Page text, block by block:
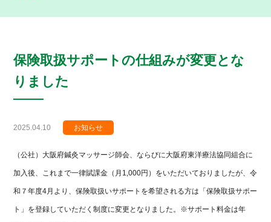
保険取扱サポートの仕組みが変更とな
りました
投
日
:
2025.04.10
カ
ゴ
リ
お知らせ
（公社）大阪府鍼灸マッサージ師会、ならびに大阪府東洋療法協同組合に
加入後、これまで一律賦課金（月1,000円）をいただいておりましたが、令
和７年度4月より、保険取扱いサポートを希望される方は「保険取扱サポー
ト」を登録していただく制度に変更となりました。※サポート料金は年